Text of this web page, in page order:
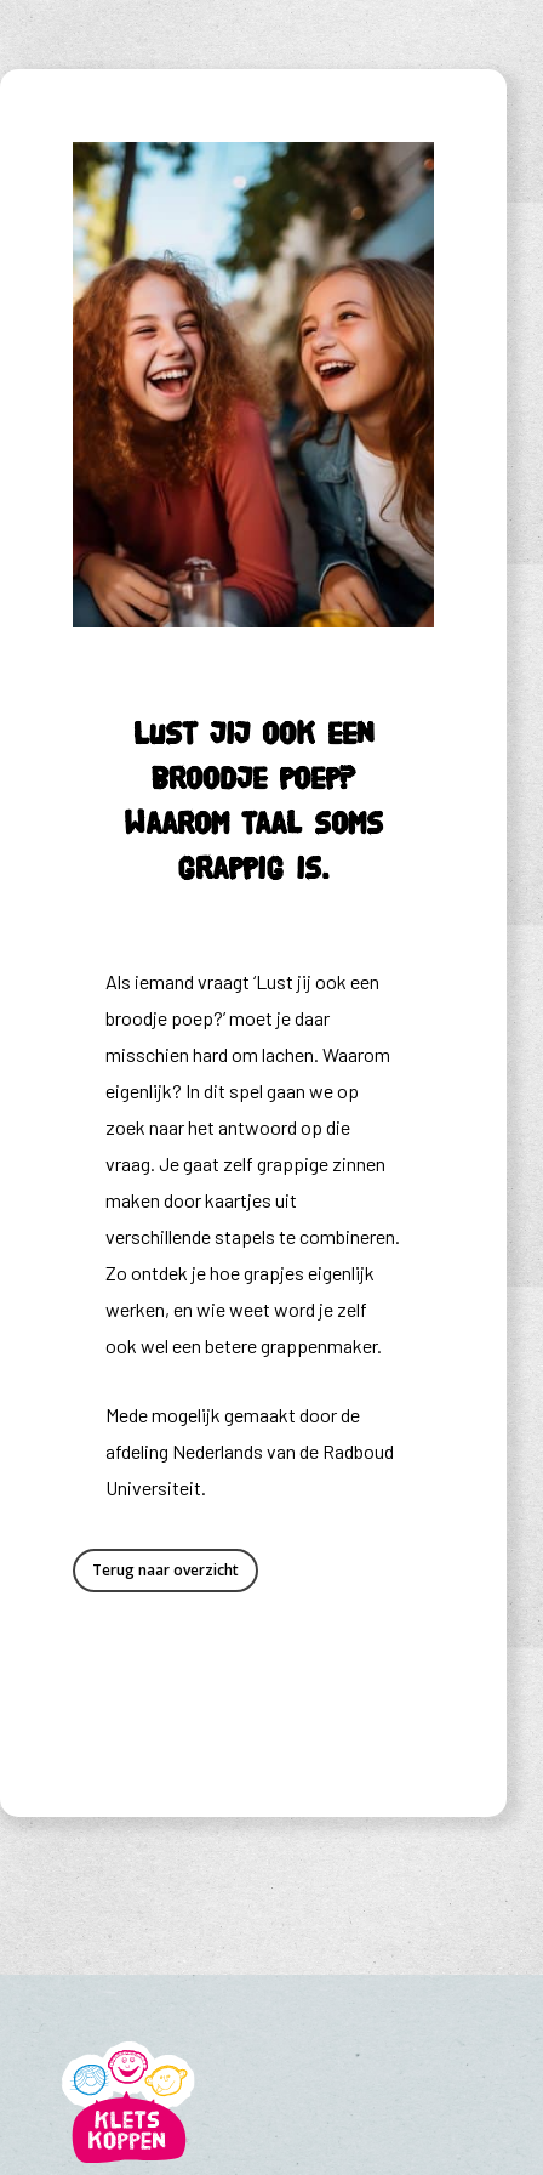
Lust jij ook een
broodje poep?
Waarom taal soms
grappig is.
Als iemand vraagt ‘Lust jij ook een
broodje poep?’ moet je daar
misschien hard om lachen. Waarom
eigenlijk? In dit spel gaan we op
zoek naar het antwoord op die
vraag. Je gaat zelf grappige zinnen
maken door kaartjes uit
verschillende stapels te combineren.
Zo ontdek je hoe grapjes eigenlijk
werken, en wie weet word je zelf
ook wel een betere grappenmaker.
Mede mogelijk gemaakt door de
afdeling Nederlands van de Radboud
Universiteit.
Terug naar overzicht